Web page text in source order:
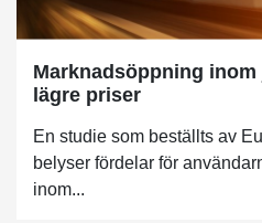
Marknadsöppning
lägre priser
En studie som beställts av
belyser fördelar för
inom...